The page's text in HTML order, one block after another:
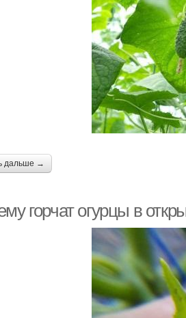
дальше →
горчат огурцы в